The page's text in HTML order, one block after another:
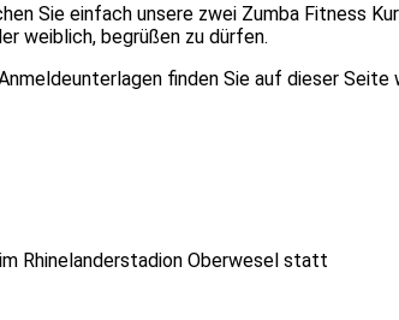
Sie einfach unsere zwei Zumba Fitness
weiblich, begrüßen zu dürfen.
finden Sie auf dieser
Rhinelanderstadion Oberwesel statt